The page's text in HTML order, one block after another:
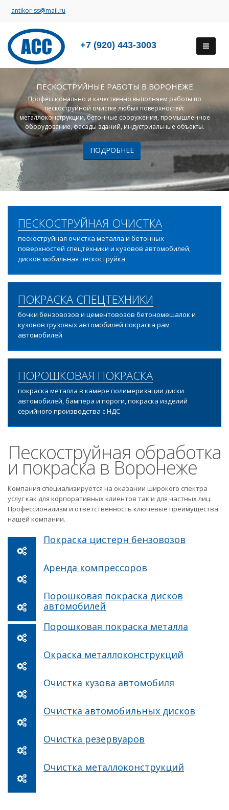
antikor-ss@mail.ru
+7 (920) 443-3003
ПЕСКОСТРУЙНЫЕ РАБОТЫ В ВОРОНЕЖЕ
Профессионально и качественно выполняем работы по
пескоструйной очистке любых поверхностей:
металлоконструкции, бетонные сооружения, промышленное
оборудование, фасады зданий, индустриальные объекты.
ПОДРОБНЕЕ
ПЕСКОСТРУЙНАЯ ОЧИСТКА
пескоструйная очистка металла и бетонных
поверхностей спецтехники и кузовов автомобилей,
дисков мобильная пескоструйка
ПОКРАСКА СПЕЦТЕХНИКИ
бочки бензовозов и цементовозов бетономешалок и
кузовов грузовых автомобилей покраска рам
автомобилей
ПОРОШКОВАЯ ПОКРАСКА
покраска металла в камере полимеризации диски
автомобилей, бампера и пороги, покраска изделий
серийного производства с НДС
Пескоструйная обработка
и покраска в Воронеже
Компания специализируется на оказании широкого спектра
услуг как для корпоративных клиентов так и для частных лиц.
Профессионализм и ответственность ключевые преимущества
нашей компании.
Покраска цистерн бензовозов
Аренда компрессоров
Порошковая покраска дисков
автомобилей
Порошковая покраска металла
Окраска металлоконструкций
Очистка кузова автомобиля
Очистка автомобильных дисков
Очистка резервуаров
Очистка металлоконструкций